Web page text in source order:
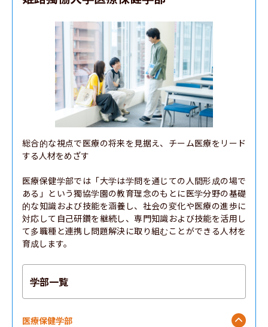
総合的な視点で医療の将来を見据え、チーム医療をリード
する人材をめざす
医療保健学部では「大学は学問を通じての人間形成の場で
ある」という獨協学園の教育理念のもとに医学分野の基礎
的な知識および技能を涵養し、社会の変化や医療の進歩に
対応して自己研鑽を継続し、専門知識および技能を活用し
て多職種と連携し問題解決に取り組むことができる人材を
育成します。
学部一覧
医療保健学部